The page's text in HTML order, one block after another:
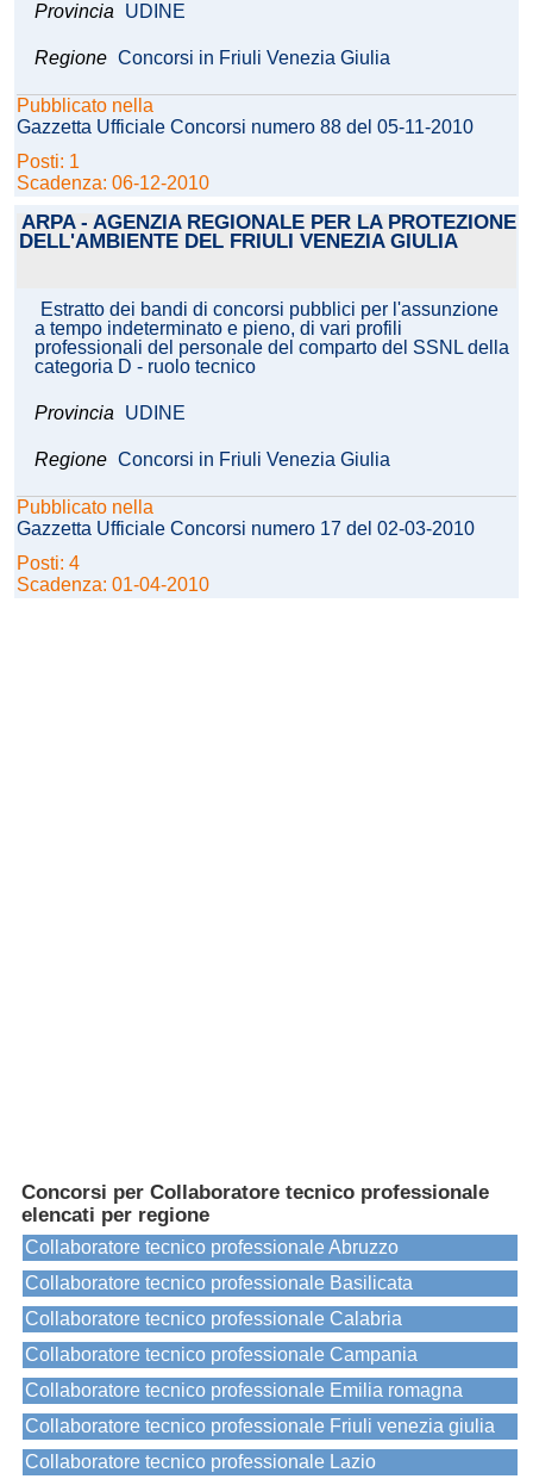
Provincia UDINE
Regione Concorsi in Friuli Venezia Giulia
Pubblicato nella
Gazzetta Ufficiale Concorsi numero 88 del 05-11-2010
Posti: 1
Scadenza: 06-12-2010
ARPA - AGENZIA REGIONALE PER LA PROTEZIONE
DELL'AMBIENTE DEL FRIULI VENEZIA GIULIA
Estratto dei bandi di concorsi pubblici per l'assunzione
a tempo indeterminato e pieno, di vari profili
professionali del personale del comparto del SSNL della
categoria D - ruolo tecnico
Provincia UDINE
Regione Concorsi in Friuli Venezia Giulia
Pubblicato nella
Gazzetta Ufficiale Concorsi numero 17 del 02-03-2010
Posti: 4
Scadenza: 01-04-2010
Concorsi per Collaboratore tecnico professionale
elencati per regione
Collaboratore tecnico professionale Abruzzo
Collaboratore tecnico professionale Basilicata
Collaboratore tecnico professionale Calabria
Collaboratore tecnico professionale Campania
Collaboratore tecnico professionale Emilia romagna
Collaboratore tecnico professionale Friuli venezia giulia
Collaboratore tecnico professionale Lazio